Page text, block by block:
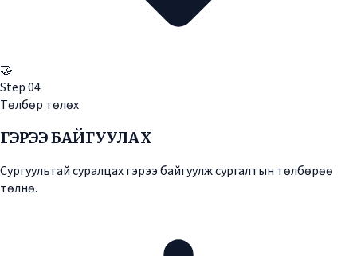
🤝
Step04
Төлбөр төлөх
ГЭРЭЭ БАЙГУУЛАХ
Сургуультай суралцах гэрээ байгуулж сургалтын төлбөрөө
төлнө.